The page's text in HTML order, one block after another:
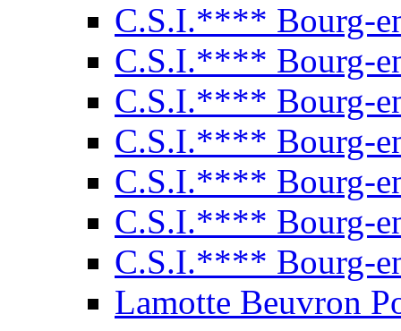
C.S.I.**** Bourg-
C.S.I.**** Bourg-
C.S.I.**** Bourg-
C.S.I.**** Bourg-
C.S.I.**** Bourg-
C.S.I.**** Bourg-
C.S.I.**** Bourg-
Lamotte Beuvron